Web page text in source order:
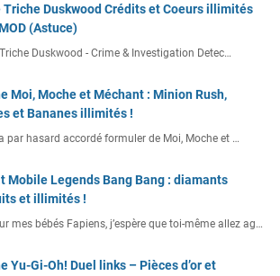
Triche Duskwood Crédits et Coeurs illimités
(Astuce)
Duskwood - Crime & Investigation Detec…
Moi, Moche et Méchant : Minion Rush,
et Bananes illimités !
par hasard accordé formuler de Moi, Moche et …
Mobile Legends Bang Bang : diamants
et illimités !
mes bébés Fapiens, j’espère que toi-même allez ag…
Yu-Gi-Oh! Duel links – Pièces d’or et